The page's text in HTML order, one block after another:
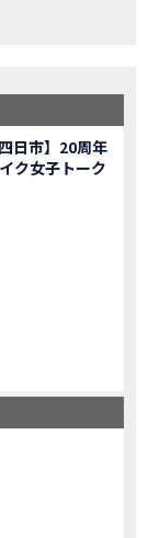
代が膨れ上がった結果
しました｜Honda ADV160
らかしてしまった…
果がヤバかった
行けちゃった
Super Cub(JA59)
大変なことになりました
いにやります。
ん。ごめんなさい。
イクの周りを…
さかの対応…
〇〇が大好き♡
【バイク女子ツーリング】
証します
いって本当？
てみた｜Honda ゴールドウイング
日市】20周年
ク女子トーク